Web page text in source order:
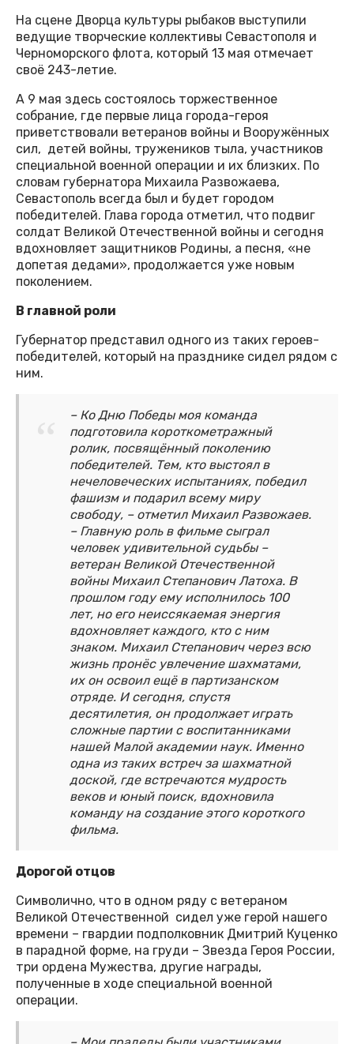
На сцене Дворца культуры рыбаков выступили
ведущие творческие коллективы Севастополя и
Черноморского флота, который 13 мая отмечает
своё 243-летие.
А 9 мая здесь состоялось торжественное
собрание, где первые лица города-героя
приветствовали ветеранов войны и Вооружённых
сил, детей войны, тружеников тыла, участников
специальной военной операции и их близких. По
словам губернатора Михаила Развожаева,
Севастополь всегда был и будет городом
победителей. Глава города отметил, что подвиг
солдат Великой Отечественной войны и сегодня
вдохновляет защитников Родины, а песня, «не
допетая дедами», продолжается уже новым
поколением.
В главной роли
Губернатор представил одного из таких героев-
победителей, который на празднике сидел рядом с
ним.
– Ко Дню Победы моя команда
подготовила короткометражный
ролик, посвящённый поколению
победителей. Тем, кто выстоял в
нечеловеческих испытаниях, победил
фашизм и подарил всему миру
свободу, – отметил Михаил Развожаев.
– Главную роль в фильме сыграл
человек удивительной судьбы –
ветеран Великой Отечественной
войны Михаил Степанович Латоха. В
прошлом году ему исполнилось 100
лет, но его неиссякаемая энергия
вдохновляет каждого, кто с ним
знаком. Михаил Степанович через всю
жизнь пронёс увлечение шахматами,
их он освоил ещё в партизанском
отряде. И сегодня, спустя
десятилетия, он продолжает играть
сложные партии с воспитанниками
нашей Малой академии наук. Именно
одна из таких встреч за шахматной
доской, где встречаются мудрость
веков и юный поиск, вдохновила
команду на создание этого короткого
фильма.
Дорогой отцов
Символично, что в одном ряду с ветераном
Великой Отечественной сидел уже герой нашего
времени – гвардии подполковник Дмитрий Куценко
в парадной форме, на груди – Звезда Героя России,
три ордена Мужества, другие награды,
полученные в ходе специальной военной
операции.